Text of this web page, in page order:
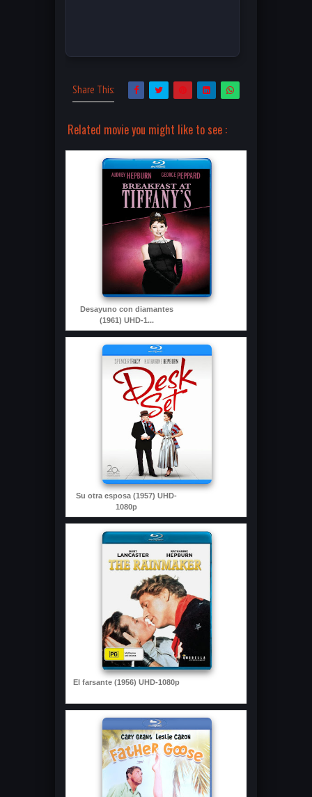
Share This:
Related movie you might like to see :
Desayuno con diamantes
(1961) UHD-1...
Su otra esposa (1957) UHD-
1080p
El farsante (1956) UHD-1080p